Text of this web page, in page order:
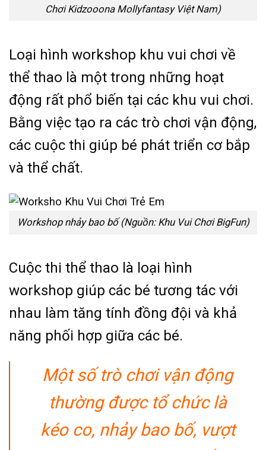
Chơi Kidzooona Mollyfantasy Việt Nam)
Loại hình workshop khu vui chơi về
thể thao là một trong những hoạt
động rất phổ biến tại các khu vui chơi.
Bằng việc tạo ra các trò chơi vận động,
các cuộc thi giúp bé phát triển cơ bắp
và thể chất.
Workshop nhảy bao bố (Nguồn: Khu Vui Chơi BigFun)
Cuộc thi thể thao là loại hình
workshop giúp các bé tương tác với
nhau làm tăng tính đồng đội và khả
năng phối hợp giữa các bé.
Một số trò chơi vận động
thường được tổ chức là
kéo co, nhảy bao bố, vượt